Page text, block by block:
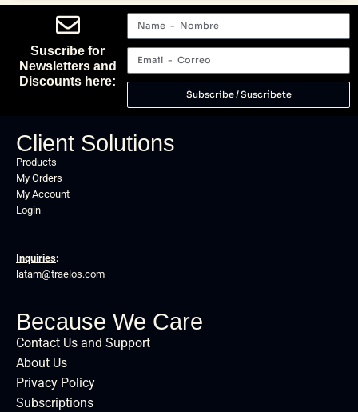
Suscribe for
Newsletters and
Discounts here:
Subscribe / Suscríbete
Client Solutions
Products
My Orders
My Account
Login
Inquiries:
latam@traelos.com
Because We Care
Contact Us and Support
About Us
Privacy Policy
Subscriptions